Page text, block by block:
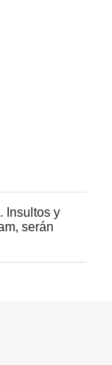
Insultos y
serán